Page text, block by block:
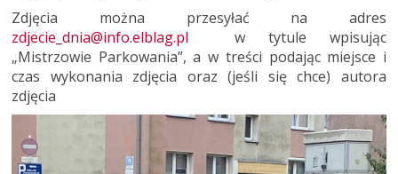
Zdjęcia można przesyłać na adres
zdjecie_dnia@info.elblag.pl w tytule wpisując
„Mistrzowie Parkowania”, a w treści podając miejsce i
czas wykonania zdjęcia oraz (jeśli się chce) autora
zdjęcia